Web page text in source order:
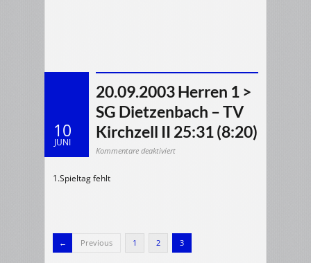
10
JUNI
20.09.2003 Herren 1 >
SG Dietzenbach – TV
Kirchzell II 25:31 (8:20)
Kommentare deaktiviertfür
(8:20)
1.Spieltag fehlt
Previous 1 2 3